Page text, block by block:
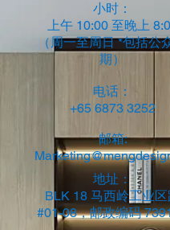
小时：
上午 10:00 至晚上
（周一至周日 *包括公
期）
电话：
+65 6873 3252
邮箱:
地址：
BLK 18 马西岭工业区
#01-08，邮政编码